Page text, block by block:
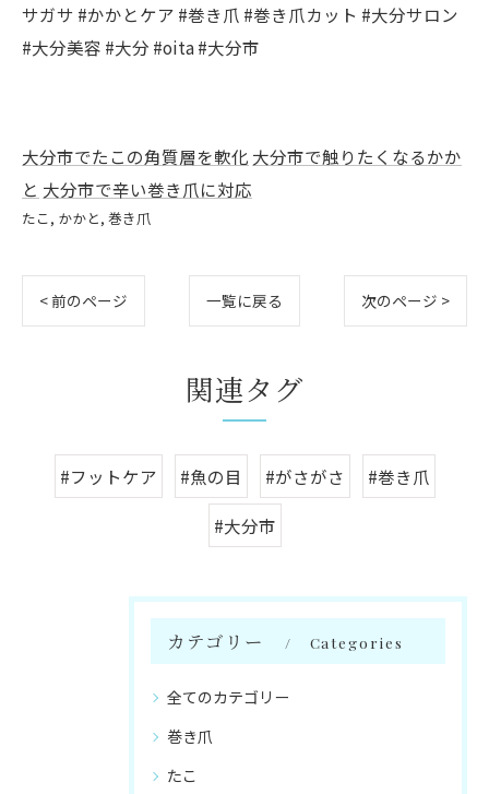
サガサ #かかとケア #巻き爪 #巻き爪カット #大分サロン
#大分美容 #大分 #oita #大分市
大分市でたこの角質層を軟化 大分市で触りたくなるかか
と 大分市で辛い巻き爪に対応
たこ かかと 巻き爪
< 前のページ 一覧に戻る 次のページ >
関連タグ
#フットケア #魚の目 #がさがさ #巻き爪
#大分市
カテゴリー Categories
全てのカテゴリー
巻き爪
たこ